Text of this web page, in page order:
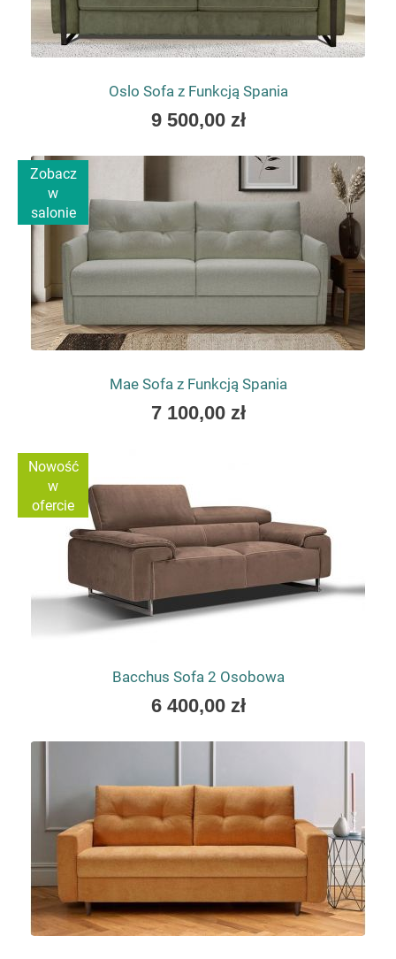
Oslo Sofa z Funkcją Spania
As
as
9 500,00 zł
Zobacz
w
salonie
Mae Sofa z Funkcją Spania
As
7 100,00 zł
Nowość
w
ofercie
Bacchus Sofa 2 Osobowa
As
as
6 400,00 zł